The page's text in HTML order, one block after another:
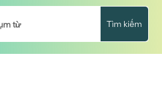
Tìm kiếm